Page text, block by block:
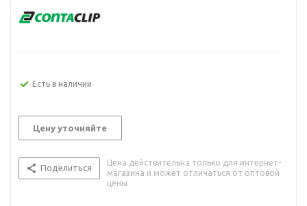
Есть в наличии
Цену уточняйте
Поделиться
Цена действительна только для интернет-
магазина и может отличаться от оптовой
цены